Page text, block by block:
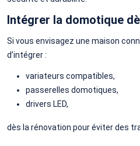
Intégrer la domotique
Si vous envisagez une maison
d’intégrer :
variateurs compatibles,
passerelles domotiques,
drivers LED,
dès la rénovation pour éviter des